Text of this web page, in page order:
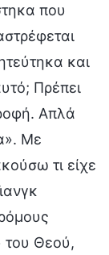
που
και
Πρέπει
Απλά
Με
τι είχε
του Θεού,